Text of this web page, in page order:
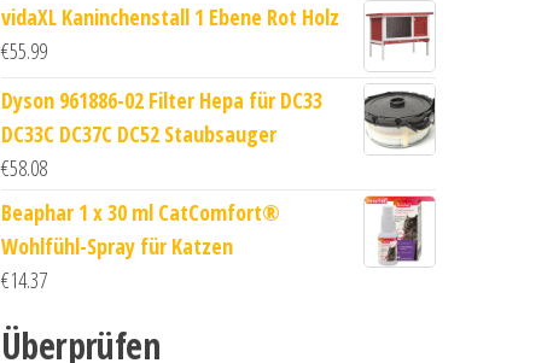
vidaXL Kaninchenstall 1 Ebene Rot Holz
€55.99
Dyson 961886-02 Filter Hepa für DC33
DC33C DC37C DC52 Staubsauger
€58.08
Beaphar 1 x 30 ml CatComfort®
Wohlfühl-Spray für Katzen
€14.37
Überprüfen